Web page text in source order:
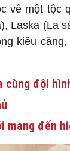
về một
Laska
kiêu
cùng đội
mang đến